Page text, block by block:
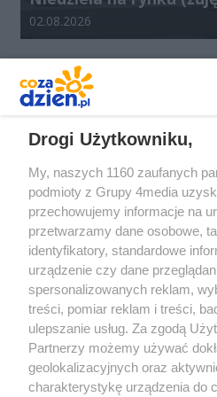
Data dodania galerii:
02.08.2026
Redakcja Reklama
Drogi Użytkowniku,
My, naszych 1160 zaufanych
podmioty z Grupy 4media
przechowujemy informacje na
przetwarzamy dane osobowe,
identyfikatory, standardowe
urządzenie czy dane
spersonalizowanych reklam,
treści, pomiar reklam i treści,
ulepszanie usług. Za zgodą
Partnerzy możemy używać
geolokalizacyjnych oraz
charakterystykę urządzenia do